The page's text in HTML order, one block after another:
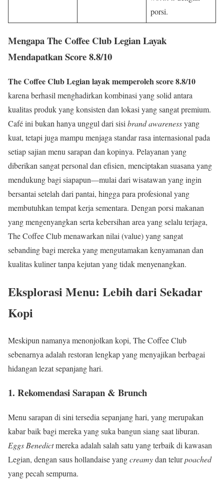
porsi.
Mengapa The Coffee Club Legian Layak
Mendapatkan Score 8.8/10
The Coffee Club Legian layak memperoleh score 8.8/10
karena berhasil menghadirkan kombinasi yang solid antara
kualitas produk yang konsisten dan lokasi yang sangat premium.
Café ini bukan hanya unggul dari sisi brand awarenessyang
kuat, tetapi juga mampu menjaga standar rasa internasional pada
setiap sajian menu sarapan dan kopinya. Pelayanan yang
diberikan sangat personal dan efisien, menciptakan suasana yang
mendukung bagi siapapun—mulai dari wisatawan yang ingin
bersantai setelah dari pantai, hingga para profesional yang
membutuhkan tempat kerja sementara. Dengan porsi makanan
yang mengenyangkan serta kebersihan area yang selalu terjaga,
The Coffee Club menawarkan nilai (value) yang sangat
sebanding bagi mereka yang mengutamakan kenyamanan dan
kualitas kuliner tanpa kejutan yang tidak menyenangkan.
Eksplorasi Menu: Lebih dari Sekadar
Kopi
Meskipun namanya menonjolkan kopi, The Coffee Club
sebenarnya adalah restoran lengkap yang menyajikan berbagai
hidangan lezat sepanjang hari.
1. Rekomendasi Sarapan & Brunch
Menu sarapan di sini tersedia sepanjang hari, yang merupakan
kabar baik bagi mereka yang suka bangun siang saat liburan.
Eggs Benedictmereka adalah salah satu yang terbaik di kawasan
Legian, dengan saus hollandaise yangcreamydan telurpoached
yang pecah sempurna.